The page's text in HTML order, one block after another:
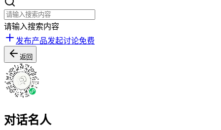
请输入搜索内容
发布产品发起讨论免费
返回
对话名人